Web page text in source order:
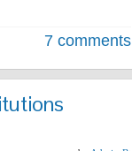
7 comments